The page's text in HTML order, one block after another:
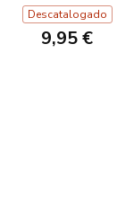
Descatalogado
9,95 €